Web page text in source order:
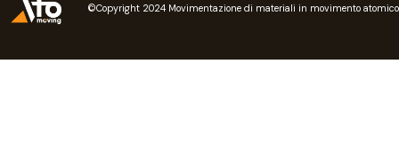
©Copyright 2024 Movimentazione di materiali in movimento atomico